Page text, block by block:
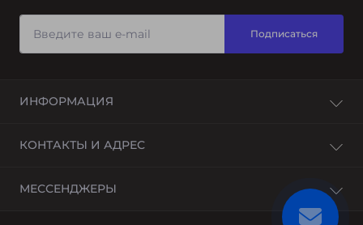
Подписаться
ИНФОРМАЦИЯ
Доставка и оплата
Гарантийный ремонт
КОНТАКТЫ И АДРЕС
МЕССЕНДЖЕРЫ